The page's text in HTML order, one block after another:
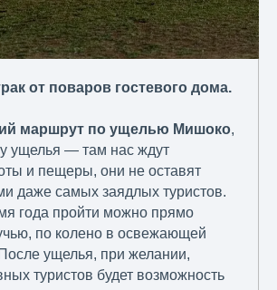
от поваров гостевого дома.
маршрут по ущелью Мишоко,
ущелья — там нас ждут
и пещеры, они не оставят
даже самых заядлых туристов.
года пройти можно прямо
по колено в освежающей
ущелья, при желании,
туристов будет возможность